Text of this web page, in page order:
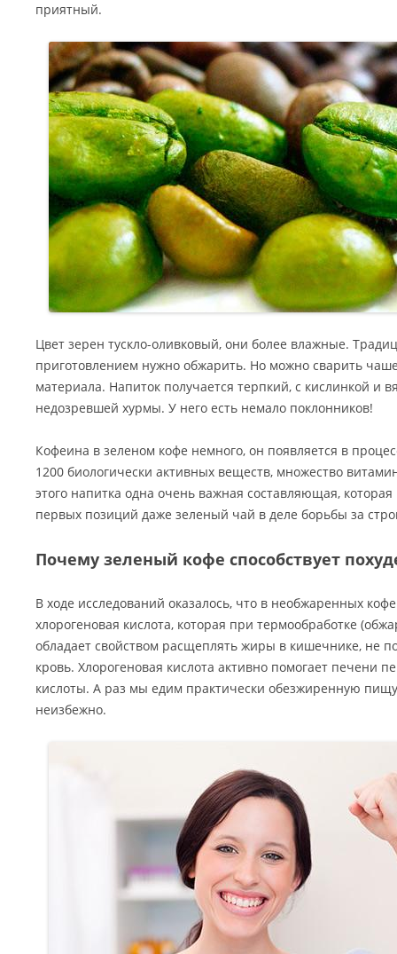
приятный.
Цвет зерен тускло-оливковый, они более влажные.
приготовлением нужно обжарить. Но можно сварить
материала. Напиток получается терпкий, с кислинкой и
недозревшей хурмы. У него есть немало поклонников!
Кофеина в зеленом кофе немного, он появляется в
1200 биологически активных веществ, множество
этого напитка одна очень важная составляющая, которая
первых позиций даже зеленый чай в деле борьбы за
Почему зеленый кофе способствует
В ходе исследований оказалось, что в необжаренных
хлорогеновая кислота, которая при термообработке
обладает свойством расщеплять жиры в кишечнике, не
кровь. Хлорогеновая кислота активно помогает печени
кислоты. А раз мы едим практически обезжиренную
неизбежно.